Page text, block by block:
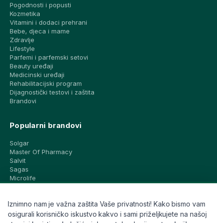
Pogodnosti i popusti
Kozmetika
Vitamini i dodaci prehrani
Bebe, djeca i mame
Zdravlje
Lifestyle
Parfemi i parfemski setovi
Beauty uređaji
Medicinski uređaji
Rehabilitacijski program
Dijagnostički testovi i zaštita
Brandovi
Popularni brandovi
Solgar
Master Of Pharmacy
Salvit
Sagas
Microlife
CeraVe
Eucerin
Avene
Iznimno nam je važna zaštita Vaše privatnosti! Kako bismo vam
osigurali korisničko iskustvo kakvo i sami priželjkujete na našoj